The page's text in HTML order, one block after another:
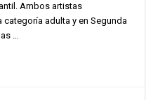
Ambos artistas
categoría adulta y en Segunda
…